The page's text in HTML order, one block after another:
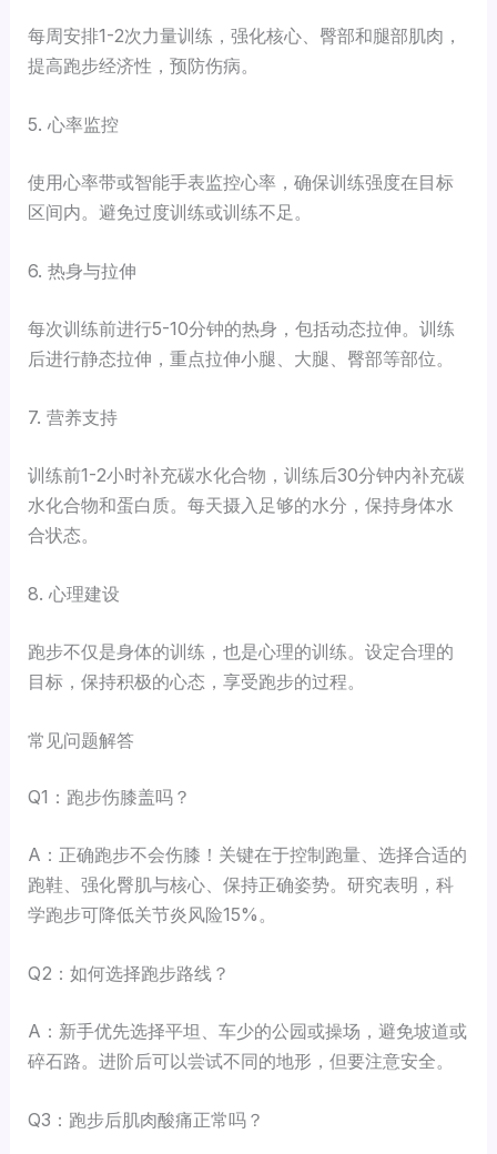
每周安排1-2次力量训练，强化核心、臀部和腿部肌肉，
提高跑步经济性，预防伤病。
5. 心率监控
使用心率带或智能手表监控心率，确保训练强度在目标
区间内。避免过度训练或训练不足。
6. 热身与拉伸
每次训练前进行5-10分钟的热身，包括动态拉伸。训练
后进行静态拉伸，重点拉伸小腿、大腿、臀部等部位。
7. 营养支持
训练前1-2小时补充碳水化合物，训练后30分钟内补充碳
水化合物和蛋白质。每天摄入足够的水分，保持身体水
合状态。
8. 心理建设
跑步不仅是身体的训练，也是心理的训练。设定合理的
目标，保持积极的心态，享受跑步的过程。
常见问题解答
Q1：跑步伤膝盖吗？
A：正确跑步不会伤膝！关键在于控制跑量、选择合适的
跑鞋、强化臀肌与核心、保持正确姿势。研究表明，科
学跑步可降低关节炎风险15%。
Q2：如何选择跑步路线？
A：新手优先选择平坦、车少的公园或操场，避免坡道或
碎石路。进阶后可以尝试不同的地形，但要注意安全。
Q3：跑步后肌肉酸痛正常吗？